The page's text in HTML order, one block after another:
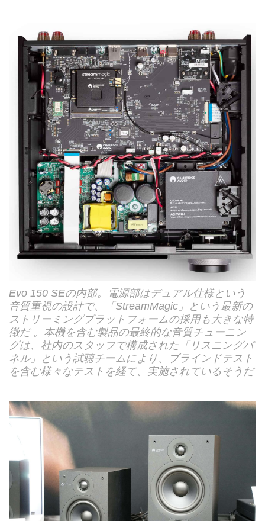
Evo 150 SEの内部。電源部はデュアル仕様という
音質重視の設計で、「StreamMagic」という最新の
ストリーミングプラットフォームの採用も大きな特
徴だ 。本機を含む製品の最終的な音質チューニン
グは、社内のスタッフで構成された「リスニングパ
ネル」という試聴チームにより、ブラインドテスト
を含む様々なテストを経て、実施されているそうだ